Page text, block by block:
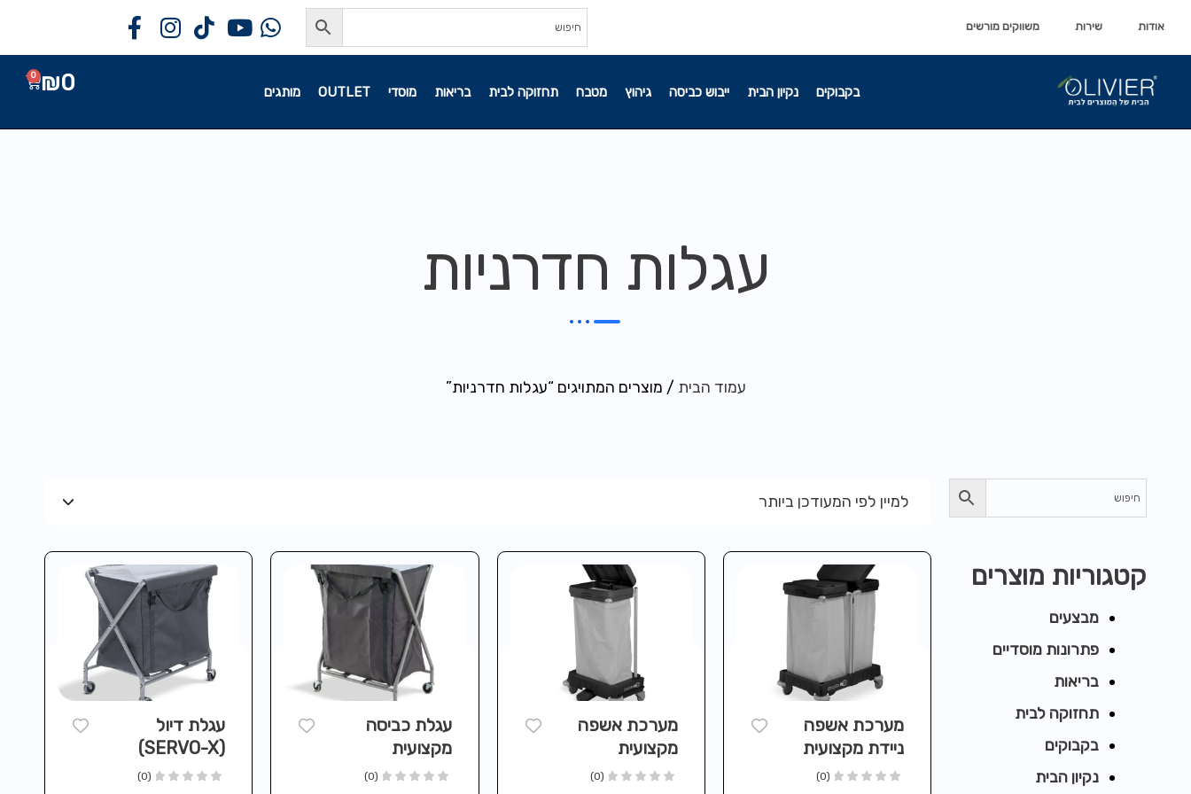
אודות שירות משווקים מורשים
בקבוקים נקיון הבית ייבוש כביסה גיהוץ מטבח תחזוקה לבית בריאות מוסדי OUTLET מותגים ₪0
0
עגלות חדרניות
עמוד הבית / מוצרים המתויגים “עגלות חדרניות”
קטגוריות מוצרים
מבצעים
פתרונות מוסדיים
בריאות
תחזוקה לבית
בקבוקים
נקיון הבית
למיין לפי המעודכן ביותר
מערכת אשפה
ניידת מקצועית
NSX240R עם שני(0)
מערכת אשפה
מקצועית
NUMATIC
(0)
עגלת כביסה
מקצועית
NUMATIC
(0)
עגלת דיול
(SERVO-X)
מקצועית NX1501
(0)